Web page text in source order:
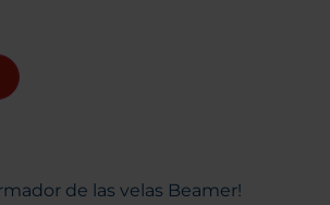
de las velas Beamer!